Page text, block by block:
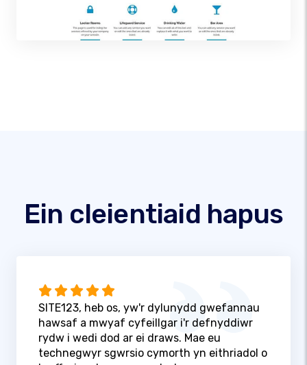
Ein cleientiaid hapus
SITE123, heb os, yw'r dylunydd gwefannau
hawsaf a mwyaf cyfeillgar i'r defnyddiwr
rydw i wedi dod ar ei draws. Mae eu
technegwyr sgwrsio cymorth yn eithriadol o